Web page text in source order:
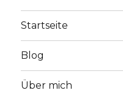
Startseite
Blog
Über mich